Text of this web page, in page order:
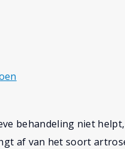
behandeling niet helpt,
af van het soort